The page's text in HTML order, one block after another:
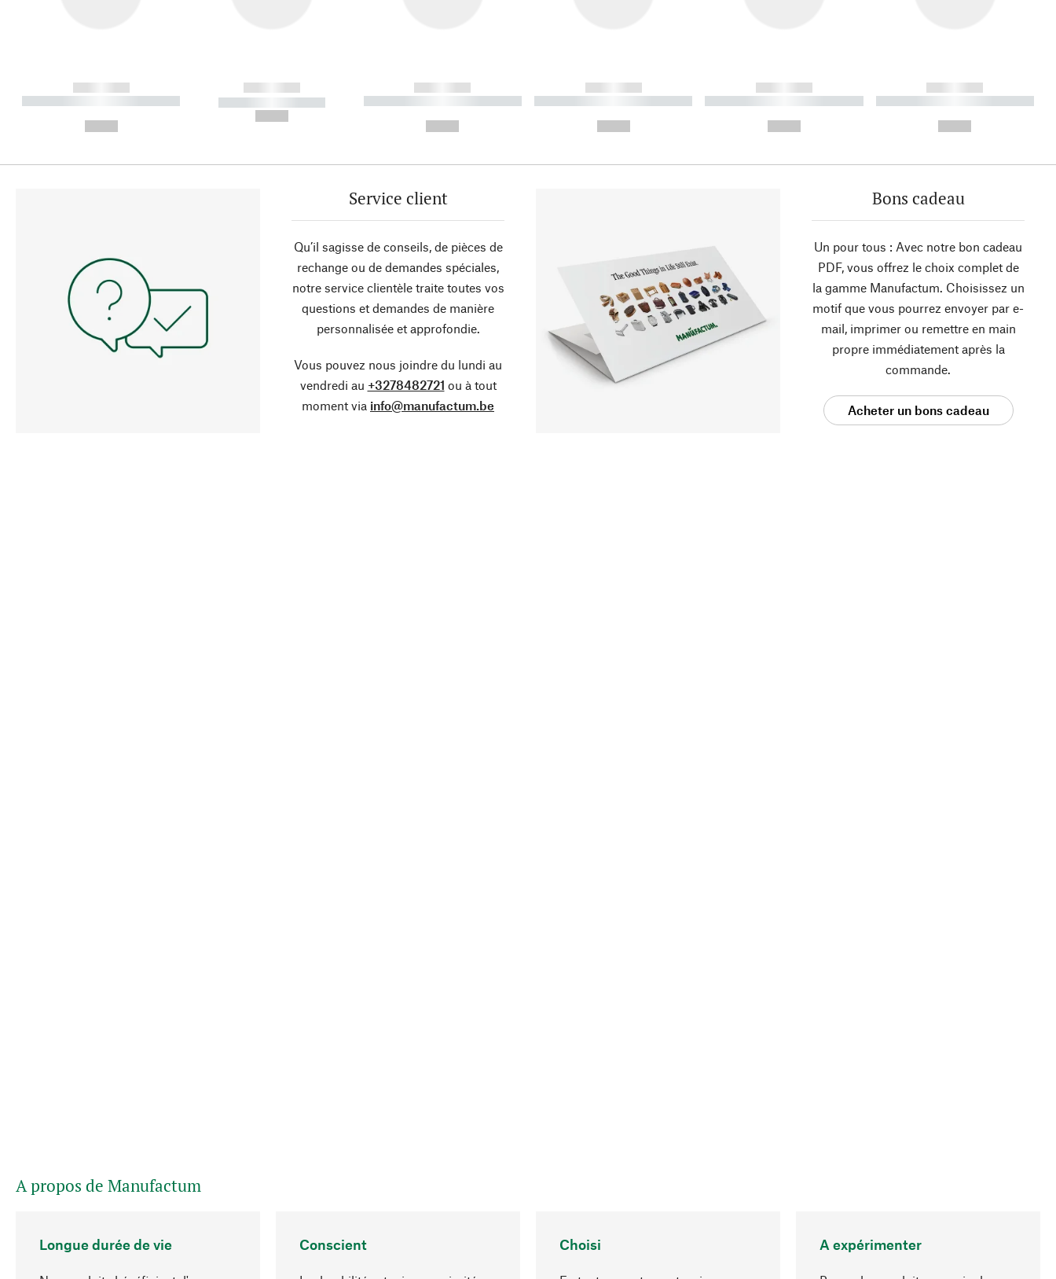
------------
----------- ----------- ----------
------------
----------- -----------
------------
----------- ----------- ----------
------------
----------- ----------- ----------
------------
----------- ----------- ----------
------------
----------- ----------- ----------
Service client
Qu’il sagisse de conseils, de pièces de
rechange ou de demandes spéciales,
notre service clientèle traite toutes vos
questions et demandes de manière
personnalisée et approfondie.
Vous pouvez nous joindre du lundi au
vendredi au +3278482721 ou à tout
moment via info@manufactum.be
Bons cadeau
Un pour tous : Avec notre bon cadeau
PDF, vous offrez le choix complet de
la gamme Manufactum. Choisissez un
motif que vous pourrez envoyer par e-
mail, imprimer ou remettre en main
propre immédiatement après la
commande.
Acheter un bons cadeau
A propos de Manufactum
Longue durée de vie Conscient Choisi A expérimenter